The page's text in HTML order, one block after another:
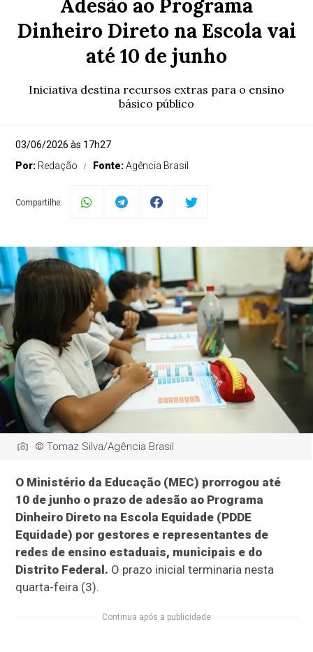
Adesão ao Programa
Dinheiro Direto na Escola vai
até 10 de junho
Iniciativa destina recursos extras para o ensino
básico público
03/06/2026 às 17h27
Por: Redação Fonte:Agência Brasil
Compartilhe:
© Tomaz Silva/Agência Brasil
O Ministério da Educação (MEC) prorrogou até
10 de junho o prazo de adesão ao Programa
Dinheiro Direto na Escola Equidade (PDDE
Equidade) por gestores e representantes de
redes de ensino estaduais, municipais e do
Distrito Federal. O prazo inicial terminaria nesta
quarta-feira (3).
Continua após a publicidade